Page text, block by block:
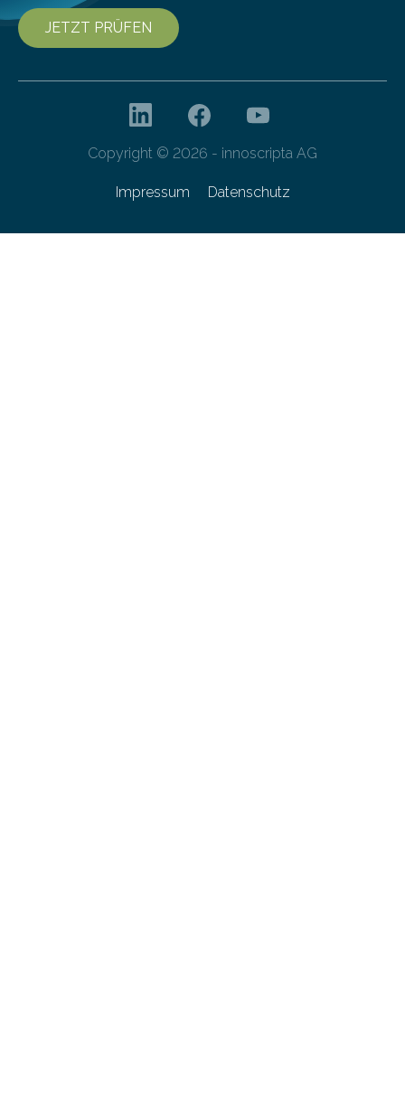
JETZT PRÜFEN
Copyright © 2026 - innoscripta AG
Impressum Datenschutz